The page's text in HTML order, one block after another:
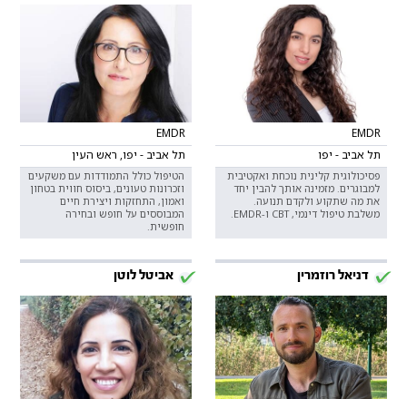
EMDR
תל אביב - יפו
פסיכולוגית קלינית נוכחת ואקטיבית
למבוגרים. מזמינה אותך להבין יחד
את מה שתקוע ולקדם תנועה.
משלבת טיפול דינמי, CBT ו-EMDR.
EMDR
תל אביב - יפו, ראש העין
הטיפול כולל התמודדות עם משקעים
וזכרונות טעונים, ביסוס חווית בטחון
ואמון, התחזקות ויצירת חיים
המבוססים על חופש ובחירה
חופשית.
דניאל רוזמרין אביטל לוטן